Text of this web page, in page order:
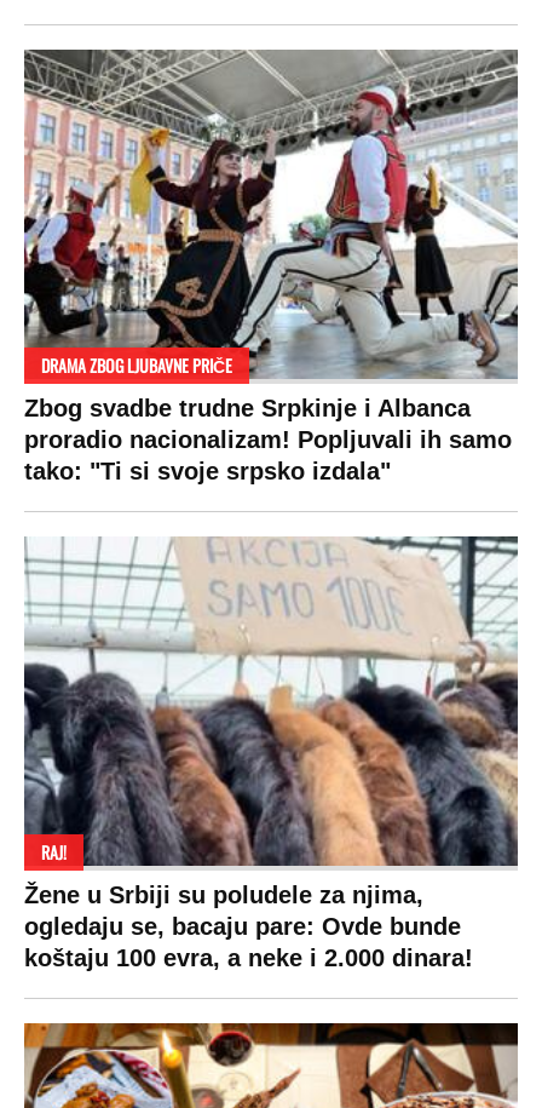
DRAMA ZBOG LJUBAVNE PRIČE
Zbog svadbe trudne Srpkinje i Albanca
proradio nacionalizam! Popljuvali ih samo
tako: "Ti si svoje srpsko izdala"
RAJ!
Žene u Srbiji su poludele za njima,
ogledaju se, bacaju pare: Ovde bunde
koštaju 100 evra, a neke i 2.000 dinara!